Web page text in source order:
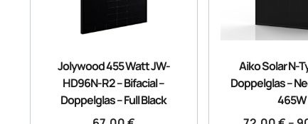
Jolywood 455 Watt JW-
HD96N-R2 – Bifacial –
Doppelglas – Full Black
Aiko Solar N-
Doppelglas –
465W